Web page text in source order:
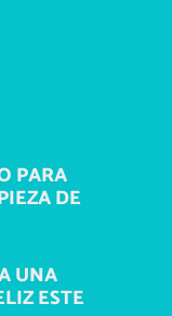
PARA
DE
UNA
ESTE